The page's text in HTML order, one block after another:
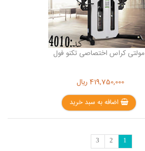
مولتی کراس اختصاصی تکنو فول
419,750,000 ریال
اضافه به سبد خرید
1
2
3